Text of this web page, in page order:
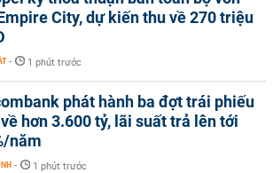
City, dự kiến thu về 270 triệu
- 1 phút trước
phát hành ba đợt trái phiếu
hơn 3.600 tỷ, lãi suất trả lên tới
năm
- 1 phút trước